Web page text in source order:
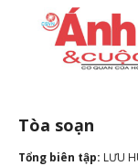
Tòa soạn
Tổng biên tập: LƯU